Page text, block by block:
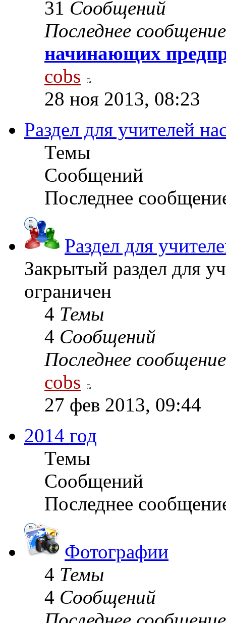
31 Сообщений
Последнее сообщение
начинающих
cobs
28 ноя 2013, 08:23
Раздел для учителей
Темы
Сообщений
Последнее
Раздел для
Закрытый раздел для
ограничен
4 Темы
4 Сообщений
Последнее сообщение
cobs
27 фев 2013, 09:44
2014 год
Темы
Сообщений
Последнее
Фотографии
4 Темы
4 Сообщений